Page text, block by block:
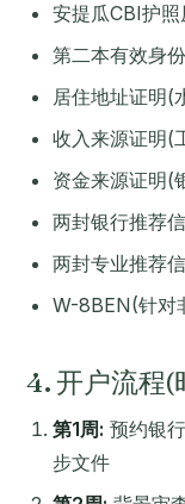
安提瓜CBI护
第二本有效身
居住地址证明(
收入来源证明(
资金来源证明(
两封银行推荐
两封专业推荐
W-8BEN(针对
4. 开户流程(
第1周: 预约银
步文件